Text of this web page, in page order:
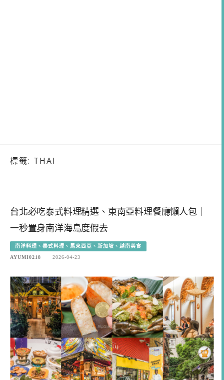
標籤: THAI
台北必吃泰式料理精選、東南亞料理餐廳懶人包｜
一秒置身南洋海島度假去
南洋料理、泰式料理、馬來西亞、新加坡、越南美食
AYUMI0218
2026-04-23